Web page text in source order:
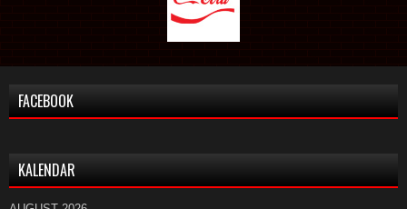
FACEBOOK
KALENDAR